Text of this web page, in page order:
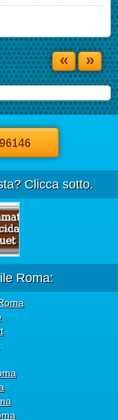
« »
Clicca sotto.
Roma: